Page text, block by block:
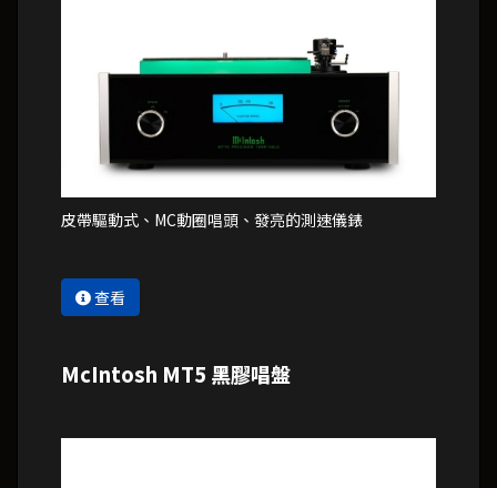
皮帶驅動式、MC動圈唱頭、發亮的測速儀錶
查看
McIntosh MT5 黑膠唱盤